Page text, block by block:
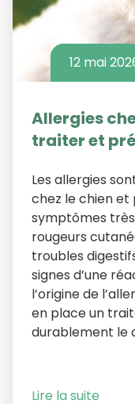
12 mai
Allergies
traiter et
Les allergies
chez le chien et
symptômes
rougeurs
troubles
signes d’une
l’origine de
en place un
durablement le
Lire la suite